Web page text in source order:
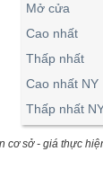
Mở cửa
Cao nhất
Thấp nhất
Cao nhất NY
Thấp nhất
cơ sở - giá thực